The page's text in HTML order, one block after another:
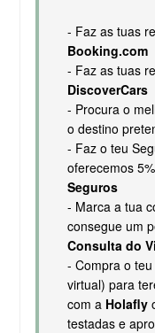
- Faz as tuas
Booking.com
- Faz as tuas
DiscoverCars
- Procura o
o destino
- Faz o teu
oferecemos
Seguros
- Marca a tua
consegue um
Consulta do
- Compra o
virtual) para
com a Holafly
testadas e